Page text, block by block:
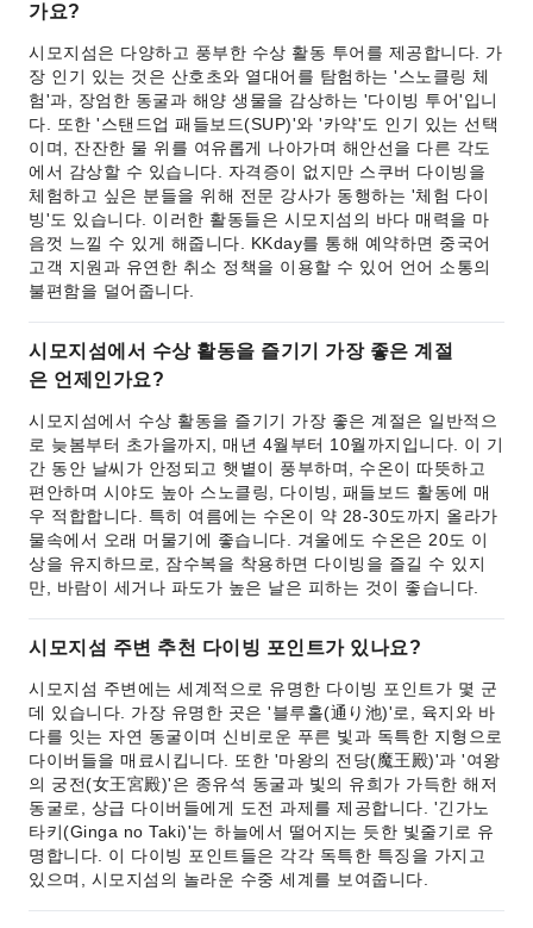
가요?
시모지섬은 다양하고 풍부한 수상 활동 투어를 제공합니다. 가
장 인기 있는 것은 산호초와 열대어를 탐험하는 '스노클링 체
험'과, 장엄한 동굴과 해양 생물을 감상하는 '다이빙 투어'입니
다. 또한 '스탠드업 패들보드(SUP)'와 '카약'도 인기 있는 선택
이며, 잔잔한 물 위를 여유롭게 나아가며 해안선을 다른 각도
에서 감상할 수 있습니다. 자격증이 없지만 스쿠버 다이빙을
체험하고 싶은 분들을 위해 전문 강사가 동행하는 '체험 다이
빙'도 있습니다. 이러한 활동들은 시모지섬의 바다 매력을 마
음껏 느낄 수 있게 해줍니다. KKday를 통해 예약하면 중국어
고객 지원과 유연한 취소 정책을 이용할 수 있어 언어 소통의
불편함을 덜어줍니다.
시모지섬에서 수상 활동을 즐기기 가장 좋은 계절
은 언제인가요?
시모지섬에서 수상 활동을 즐기기 가장 좋은 계절은 일반적으
로 늦봄부터 초가을까지, 매년 4월부터 10월까지입니다. 이 기
간 동안 날씨가 안정되고 햇볕이 풍부하며, 수온이 따뜻하고
편안하며 시야도 높아 스노클링, 다이빙, 패들보드 활동에 매
우 적합합니다. 특히 여름에는 수온이 약 28-30도까지 올라가
물속에서 오래 머물기에 좋습니다. 겨울에도 수온은 20도 이
상을 유지하므로, 잠수복을 착용하면 다이빙을 즐길 수 있지
만, 바람이 세거나 파도가 높은 날은 피하는 것이 좋습니다.
시모지섬 주변 추천 다이빙 포인트가 있나요?
시모지섬 주변에는 세계적으로 유명한 다이빙 포인트가 몇 군
데 있습니다. 가장 유명한 곳은 '블루홀(通り池)'로, 육지와 바
다를 잇는 자연 동굴이며 신비로운 푸른 빛과 독특한 지형으로
다이버들을 매료시킵니다. 또한 '마왕의 전당(魔王殿)'과 '여왕
의 궁전(女王宮殿)'은 종유석 동굴과 빛의 유희가 가득한 해저
동굴로, 상급 다이버들에게 도전 과제를 제공합니다. '긴가노
타키(Ginga no Taki)'는 하늘에서 떨어지는 듯한 빛줄기로 유
명합니다. 이 다이빙 포인트들은 각각 독특한 특징을 가지고
있으며, 시모지섬의 놀라운 수중 세계를 보여줍니다.